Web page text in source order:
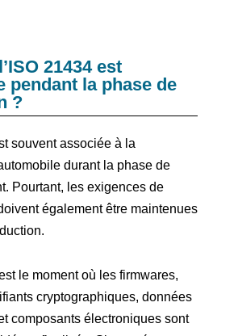
21434 est
pendant la phase de
?
souvent associée à la
durant la phase de
Pourtant, les exigences de
également être maintenues
le moment où les firmwares,
cryptographiques, données
composants électroniques sont